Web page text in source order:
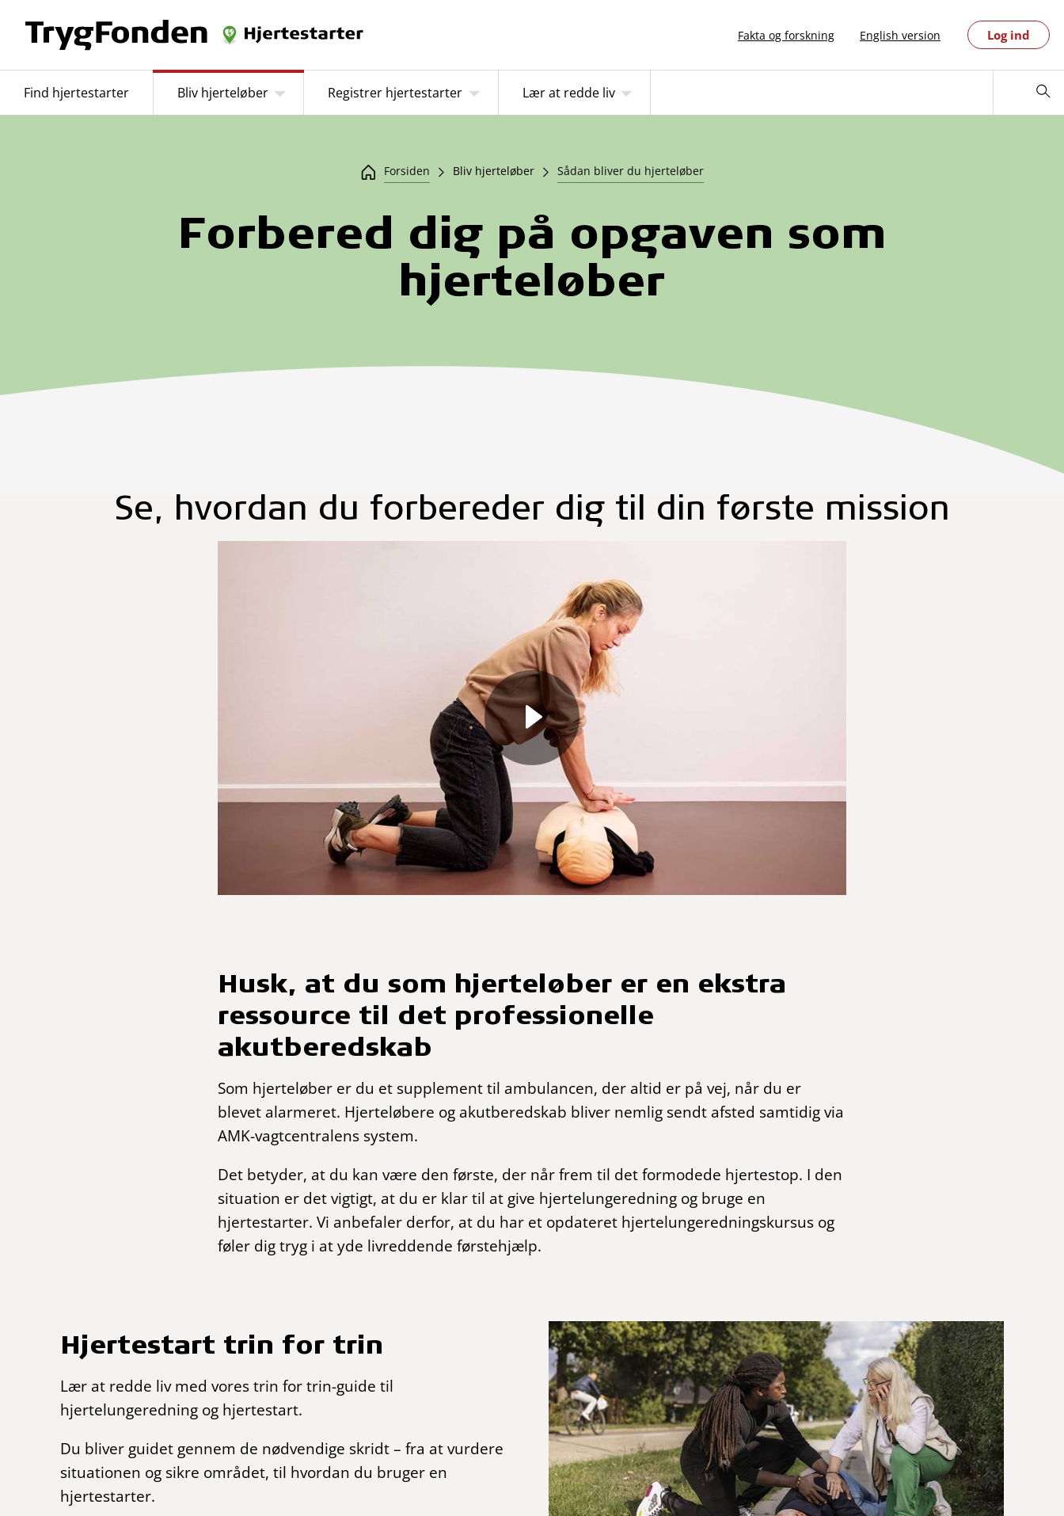
Fakta og forskning English version Log ind
Find hjertestarter Bliv hjerteløber Registrer hjertestarter Lær at redde liv
Forsiden Bliv hjerteløber Sådan bliver du hjerteløber
Forbered dig på opgaven som
hjerteløber
Se, hvordan du forbereder dig til din første mission
Husk, at du som hjerteløber er en ekstra
ressource til det professionelle
akutberedskab
Som hjerteløber er du et supplement til ambulancen, der altid er på vej, når du er
blevet alarmeret. Hjerteløbere og akutberedskab bliver nemlig sendt afsted samtidig via
AMK-vagtcentralens system.
Det betyder, at du kan være den første, der når frem til det formodede hjertestop. I den
situation er det vigtigt, at du er klar til at give hjertelungeredning og bruge en
hjertestarter. Vi anbefaler derfor, at du har et opdateret hjertelungeredningskursus og
føler dig tryg i at yde livreddende førstehjælp.
Hjertestart trin for trin
Lær at redde liv med vores trin for trin-guide til
hjertelungeredning og hjertestart.
Du bliver guidet gennem de nødvendige skridt – fra at vurdere
situationen og sikre området, til hvordan du bruger en
hjertestarter.